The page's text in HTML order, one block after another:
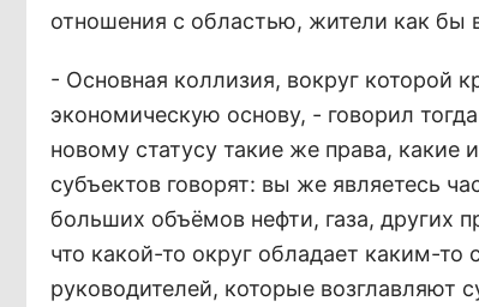
отношения с областью, жители как бы
- Основная коллизия, вокруг которой
экономическую основу, - говорил
новому статусу такие же права, какие
субъектов говорят: вы же являетесь
больших объёмов нефти, газа, других
что какой-то округ обладает каким-
руководителей, которые возглавляют